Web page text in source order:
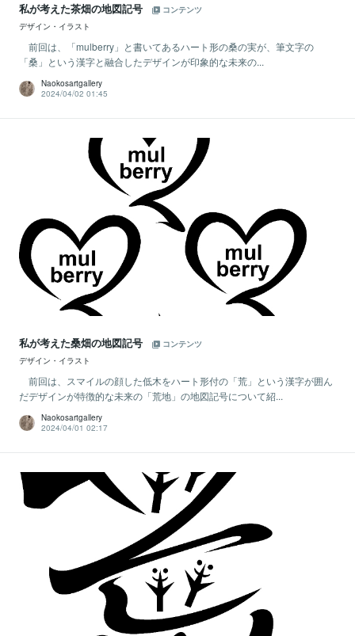
私が考えた茶畑の地図記号
コンテンツ
デザイン・イラスト
前回は、「mulberry」と書いてあるハート形の桑の実が、筆文字の
「桑」という漢字と融合したデザインが印象的な未来の...
Naokosartgallery
2024/04/02 01:45
私が考えた桑畑の地図記号
コンテンツ
デザイン・イラスト
前回は、スマイルの顔した低木をハート形付の「荒」という漢字が囲ん
だデザインが特徴的な未来の「荒地」の地図記号について紹...
Naokosartgallery
2024/04/01 02:17